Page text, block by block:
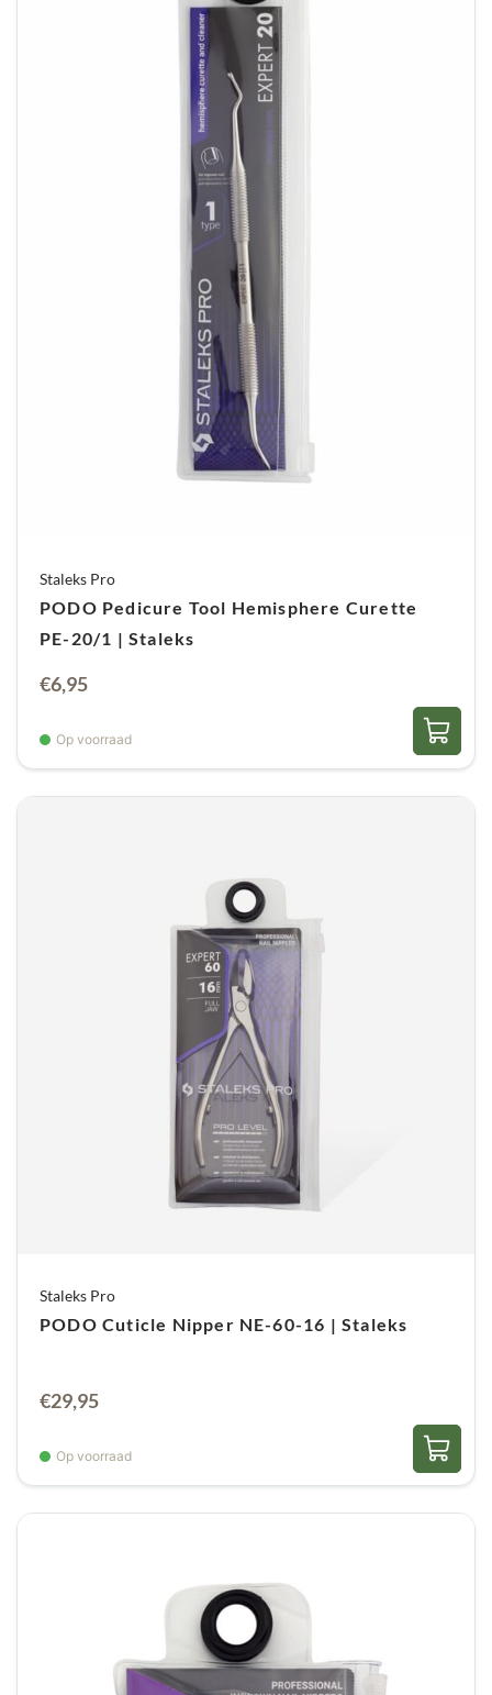
geschikt voor een breed scala aan nageltypes en
Ideaal voor Professionals en Thuisgebruik
Of je nu een professionele nagelstylist bent of je
nagels graag zelf verzorgt, deze nageltangen
bieden precisie, comfort en duurzaamheid in één.
Dankzij hun zorgvuldig ontworpen snijvlak,
veilige tips en ergonomische handgreep zijn ze
perfect voor dagelijks gebruik, zonder dat de
kwaliteit of veiligheid in het gedrang komt.
Staleks Pro
PODO Pedicure Tool Hemisphere Curette
PE-20/1 | Staleks
€6,95
Op voorraad
Staleks Pro
PODO Cuticle Nipper NE-60-16 | Staleks
€29,95
Op voorraad